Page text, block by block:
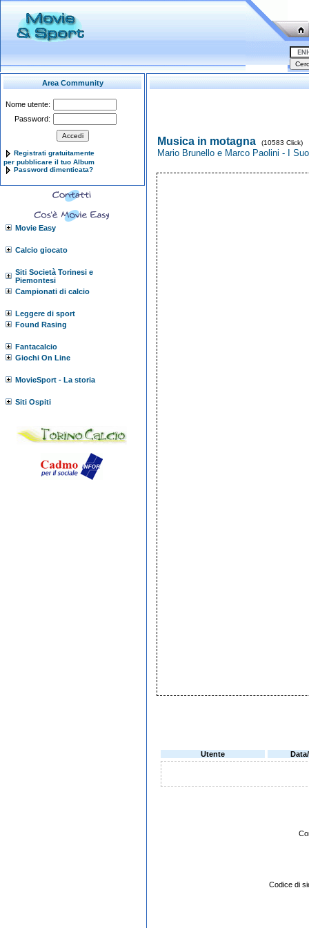
Area Community
Nome utente:
Password:
Registrati gratuitamente
per pubblicare il tuo Album
Password dimenticata?
Movie Easy
Calcio giocato
Siti Società Torinesi e
Piemontesi
Campionati di calcio
Leggere di sport
Found Rasing
Fantacalcio
Giochi On Line
MovieSport - La storia
Siti Ospiti
Musica in motagna (10583 Click)
Mario Brunello e Marco Paolini - I
Utente
Codice di